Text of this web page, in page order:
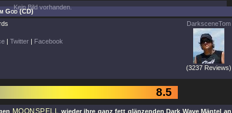
Kein Bild vorhanden.
God (CD)
| Twitter | Facebook
DarksceneTom
(3237 Reviews)
8.5
MOONSPELL wieder ihre ganz fett glänzenden Dark Wave Mäntel an